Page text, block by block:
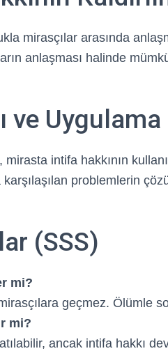
mirasçılar arasında
anlaşması halinde
ve
intifa hakkının
problemlerin
(SSS)
mi?
geçmez. Ölümle
mi?
ancak intifa hakkı